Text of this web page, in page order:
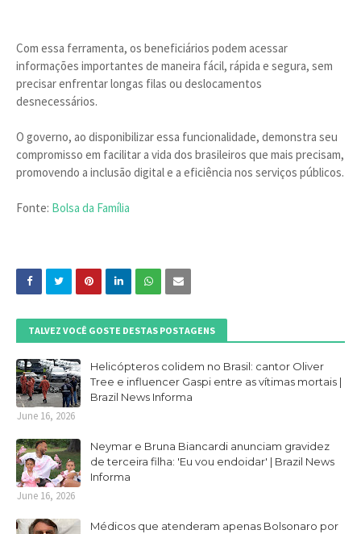
Com essa ferramenta, os beneficiários podem acessar
informações importantes de maneira fácil, rápida e segura, sem
precisar enfrentar longas filas ou deslocamentos
desnecessários.
O governo, ao disponibilizar essa funcionalidade, demonstra seu
compromisso em facilitar a vida dos brasileiros que mais precisam,
promovendo a inclusão digital e a eficiência nos serviços públicos.
Fonte: Bolsa da Família
TALVEZ VOCÊ GOSTE DESTAS POSTAGENS
Helicópteros colidem no Brasil: cantor Oliver
Tree e influencer Gaspi entre as vítimas mortais |
Brazil News Informa
June 16, 2026
Neymar e Bruna Biancardi anunciam gravidez
de terceira filha: 'Eu vou endoidar' | Brazil News
Informa
June 16, 2026
Médicos que atenderam apenas Bolsonaro por